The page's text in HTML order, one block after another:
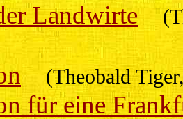
Landwirte
(Theobald
für eine